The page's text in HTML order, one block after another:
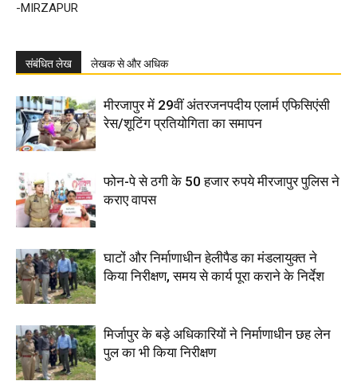
-MIRZAPUR
संबंधित लेख लेखक से और अधिक
मीरजापुर में 29वीं अंतरजनपदीय एलार्म एफिसिएंसी
रेस/शूटिंग प्रतियोगिता का समापन
फोन-पे से ठगी के 50 हजार रुपये मीरजापुर पुलिस ने
कराए वापस
घाटों और निर्माणाधीन हेलीपैड का मंडलायुक्त ने
किया निरीक्षण, समय से कार्य पूरा कराने के निर्देश
मिर्जापुर के बड़े अधिकारियों ने निर्माणाधीन छह लेन
पुल का भी किया निरीक्षण